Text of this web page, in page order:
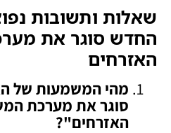
שאלות ותשובות
החדש סוגר את
האזרחים
מהי המשמעות של
סוגר את מערכת
האזרחים"?